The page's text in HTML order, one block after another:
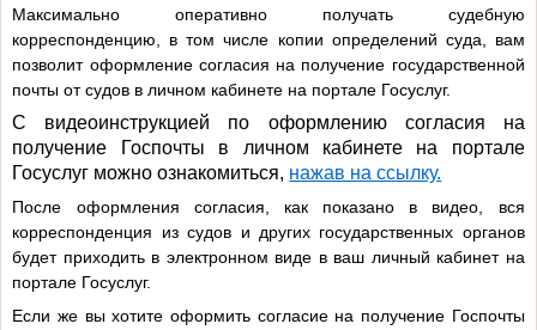
Максимально оперативно получать судебную
корреспонденцию, в том числе копии определений суда, вам
позволит оформление согласия на получение государственной
почты от судов в личном кабинете на портале Госуслуг.
С видеоинструкцией по оформлению согласия на
получение Госпочты в личном кабинете на портале
Госуслуг можно ознакомиться, нажав на ссылку.
После оформления согласия, как показано в видео, вся
корреспонденция из судов и других государственных органов
будет приходить в электронном виде в ваш личный кабинет на
портале Госуслуг.
Если же вы хотите оформить согласие на получение Госпочты